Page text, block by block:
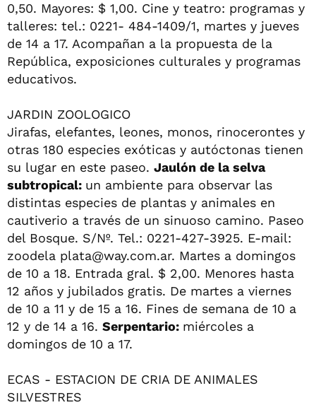
0,50. Mayores: $ 1,00. Cine y teatro: programas y
talleres: tel.: 0221- 484-1409/1, martes y jueves
de 14 a 17. Acompañan a la propuesta de la
República, exposiciones culturales y programas
educativos.
JARDIN ZOOLOGICO
Jirafas, elefantes, leones, monos, rinocerontes y
otras 180 especies exóticas y autóctonas tienen
su lugar en este paseo. Jaulón de la selva
subtropical: un ambiente para observar las
distintas especies de plantas y animales en
cautiverio a través de un sinuoso camino. Paseo
del Bosque. S/Nº. Tel.: 0221-427-3925. E-mail:
zoodela plata@way.com.ar. Martes a domingos
de 10 a 18. Entrada gral. $ 2,00. Menores hasta
12 años y jubilados gratis. De martes a viernes
de 10 a 11 y de 15 a 16. Fines de semana de 10 a
12 y de 14 a 16. Serpentario: miércoles a
domingos de 10 a 17.
ECAS - ESTACION DE CRIA DE ANIMALES
SILVESTRES